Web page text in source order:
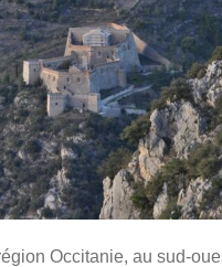
Occitanie, au sud-